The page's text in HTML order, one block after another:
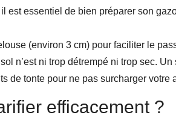
est essentiel de bien préparer son
(environ 3 cm) pour faciliter le
n’est ni trop détrempé ni trop sec.
de tonte pour ne pas surcharger votre
efficacement ?